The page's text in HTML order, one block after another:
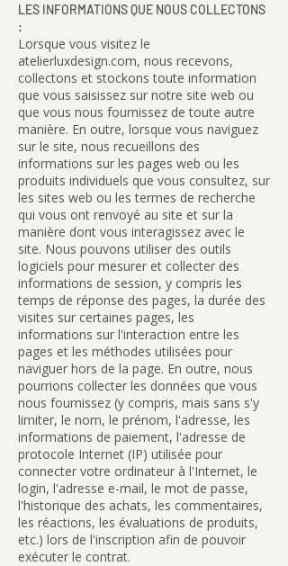
LES INFORMATIONS QUE NOUS COLLECTONS
:
Lorsque vous visitez le
atelierluxdesign.com, nous recevons,
collectons et stockons toute information
que vous saisissez sur notre site web ou
que vous nous fournissez de toute autre
manière. En outre, lorsque vous naviguez
sur le site, nous recueillons des
informations sur les pages web ou les
produits individuels que vous consultez, sur
les sites web ou les termes de recherche
qui vous ont renvoyé au site et sur la
manière dont vous interagissez avec le
site. Nous pouvons utiliser des outils
logiciels pour mesurer et collecter des
informations de session, y compris les
temps de réponse des pages, la durée des
visites sur certaines pages, les
informations sur l'interaction entre les
pages et les méthodes utilisées pour
naviguer hors de la page. En outre, nous
pourrions collecter les données que vous
nous fournissez (y compris, mais sans s'y
limiter, le nom, le prénom, l'adresse, les
informations de paiement, l'adresse de
protocole Internet (IP) utilisée pour
connecter votre ordinateur à l'Internet, le
login, l'adresse e-mail, le mot de passe,
l'historique des achats, les commentaires,
les réactions, les évaluations de produits,
etc.) lors de l'inscription afin de pouvoir
exécuter le contrat.